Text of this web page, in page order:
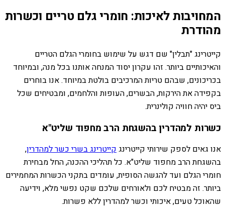
המחויבות לאיכות: חומרי גלם טריים וכשרות
מהודרת
קייטרינג "תבלין" שם דגש על שימוש בחומרי הגלם הטריים
והאיכותיים ביותר. זהו עקרון יסוד המנחה אותנו בכל מנה, ובמיוחד
בכריכונים, שבהם טריות המרכיבים בולטת במיוחד. אנו בוחרים
בקפידה את הירקות, הבשרים, העופות והלחמים, ומבטיחים שכל
ביס יהיה חוויה קולינרית.
כשרות למהדרין בהשגחת הרב מחפוד שליט"א
אנו גאים לספק שירותי קייטרינגקייטרינג בשרי כשר למהדרין,
בהשגחת הרב מחפוד שליט"א. כל תהליכי ההכנה, החל מבחירת
חומרי הגלם ועד להגשה הסופית, עומדים בתקני הכשרות המחמירים
ביותר. זה מבטיח לכם ולאורחים שלכם שקט נפשי מלא, וידיעה
שהאוכל טעים, איכותי וכשר למהדרין ללא פשרות.